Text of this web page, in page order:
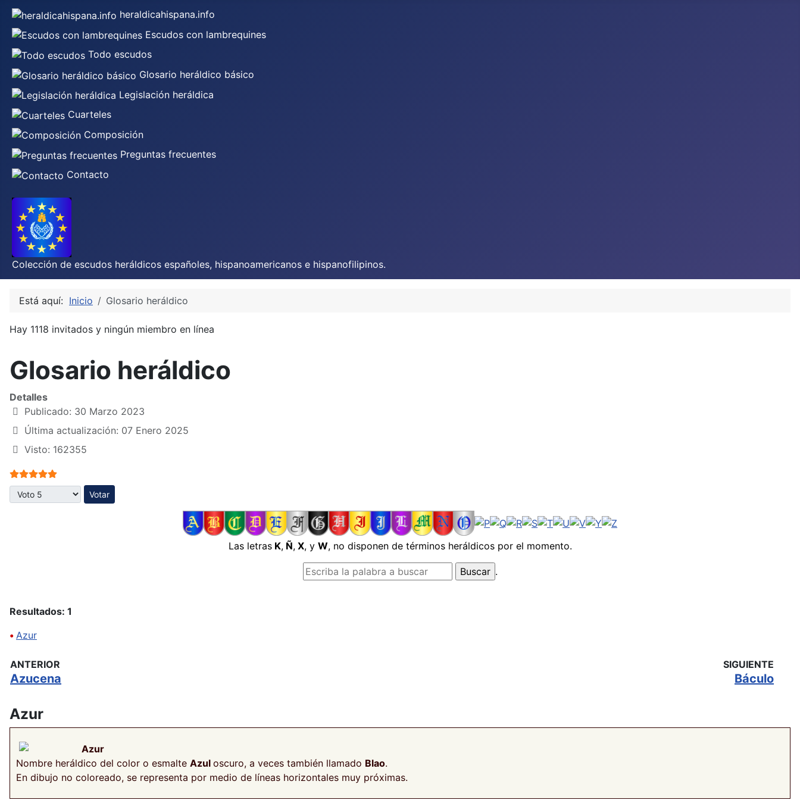
heraldicahispana.info
Escudos con lambrequines
Todo escudos
Glosario heráldico básico
Legislación heráldica
Cuarteles
Composición
Preguntas frecuentes
Contacto
Colección de escudos heráldicos españoles, hispanoamericanos e hispanofilipinos.
Está aquí: Inicio Glosario heráldico
Hay 1118 invitados y ningún miembro en línea
Glosario heráldico
Detalles
Publicado: 30 Marzo 2023
Última actualización: 07 Enero 2025
Visto: 162355
Ratio:5/5
Por favor, vote
Las letrasK,Ñ,X, y W, no disponen de términos heráldicos por el momento.
.
Resultados: 1
• Azur
ANTERIOR
Azucena
SIGUIENTE
Báculo
Azur
Azur
Nombre heráldico del color o esmalte Azul oscuro, a veces también llamado Blao.
En dibujo no coloreado, se representa por medio de líneas horizontales muy próximas.